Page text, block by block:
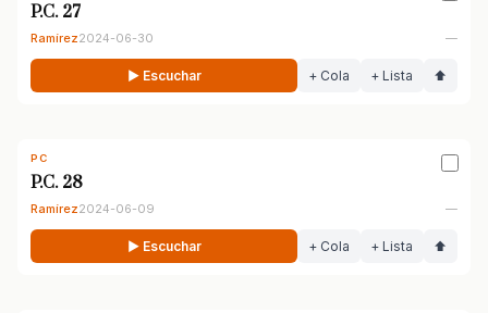
P.C. 27
Ramírez2024-06-30 —
▶ Escuchar + Cola + Lista ⬆
PC
P.C. 28
Ramírez2024-06-09 —
▶ Escuchar + Cola + Lista ⬆